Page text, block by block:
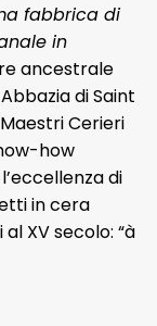
fabbrica di
in
ancestrale
di Saint
Cerieri
how
di
in cera
XV secolo: “à